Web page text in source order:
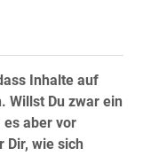
Inhalte auf
Willst Du zwar ein
es aber vor
Dir, wie sich